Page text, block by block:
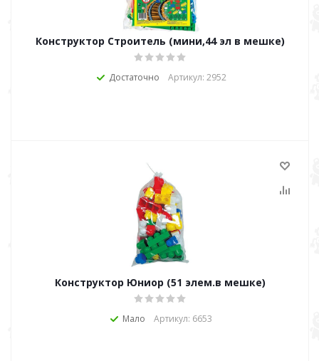
Конструктор Строитель (мини,44 эл в мешке)
Достаточно Артикул: 2952
Конструктор Юниор (51 элем.в мешке)
Мало Артикул: 6653